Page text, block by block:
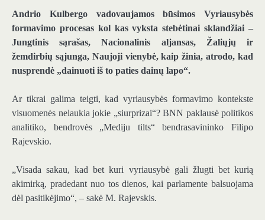
Andrio Kulbergo vadovaujamos būsimos Vyriausybės
formavimo procesas kol kas vyksta stebėtinai sklandžiai –
Jungtinis sąrašas, Nacionalinis aljansas, Žaliųjų ir
žemdirbių sąjunga, Naujoji vienybė, kaip žinia, atrodo, kad
nusprendė „dainuoti iš to paties dainų lapo“.
Ar tikrai galima teigti, kad vyriausybės formavimo kontekste
visuomenės nelaukia jokie „siurprizai“? BNN paklausė politikos
analitiko, bendrovės „Mediju tilts“ bendrasavininko Filipo
Rajevskio.
„Visada sakau, kad bet kuri vyriausybė gali žlugti bet kurią
akimirką, pradedant nuo tos dienos, kai parlamente balsuojama
dėl pasitikėjimo“, – sakė M. Rajevskis.